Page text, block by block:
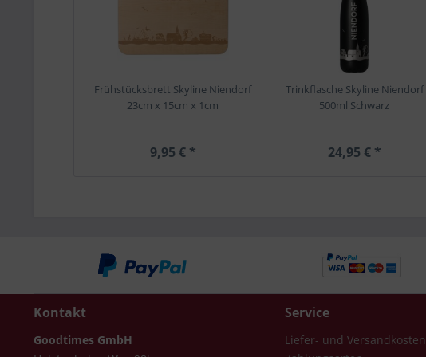
Frühstücksbrett Skyline Niendorf
23cm x 15cm x 1cm
9,95 € *
Trinkflasche Skyline Niendorf
500ml Schwarz
24,95 € *
Kontakt
Goodtimes GmbH
Service
Liefer- und Versandkosten